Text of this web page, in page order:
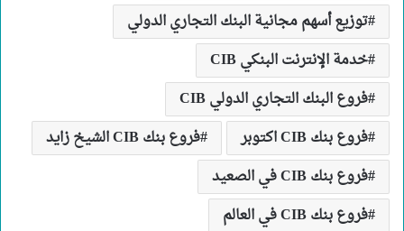
توزيع أسهم مجانية البنك التجاري الدولي
خدمة الإنترنت البنكي CIB
فروع البنك التجاري الدولي CIB
فروع بنك CIB اكتوبر
فروع بنك CIB الشيخ زايد
فروع بنك CIB في الصعيد
فروع بنك CIB في العالم